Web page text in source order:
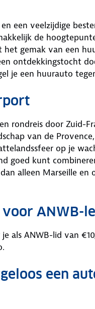
een veelzijdige
de
gemak van een
ontdekkingstocht
je een huurauto
rondreis door Zuid-
van de
op je
goed kunt
alleen Marseille
ANWB-
als ANWB-lid van
een